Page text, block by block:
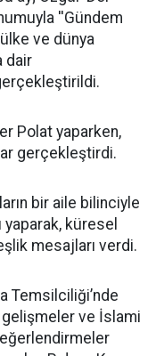
''Gündem
ve dünya
dair
Polat yaparken,
gerçekleştirdi.
bir aile bilinciyle
küresel
mesajları verdi.
Temsilciliği’nde
ve İslami